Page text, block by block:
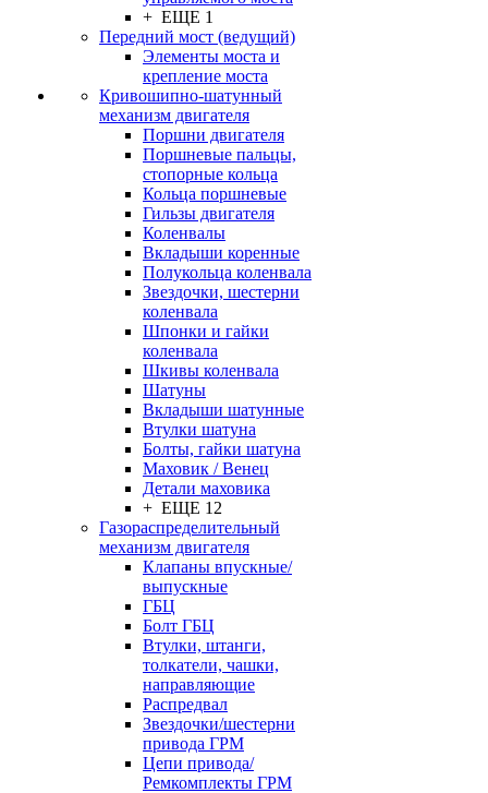
+ ЕЩЕ 1
Передний мост (ведущий)
Элементы моста и
крепление моста
Кривошипно-шатунный
механизм двигателя
Поршни двигателя
Поршневые пальцы,
стопорные кольца
Кольца поршневые
Гильзы двигателя
Коленвалы
Вкладыши коренные
Полукольца коленвала
Звездочки, шестерни
коленвала
Шпонки и гайки
коленвала
Шкивы коленвала
Шатуны
Вкладыши шатунные
Втулки шатуна
Болты, гайки шатуна
Маховик / Венец
Детали маховика
+ ЕЩЕ 12
Газораспределительный
механизм двигателя
Клапаны впускные/
выпускные
ГБЦ
Болт ГБЦ
Втулки, штанги,
толкатели, чашки,
направляющие
Распредвал
Звездочки/шестерни
привода ГРМ
Цепи привода/
Ремкомплекты ГРМ